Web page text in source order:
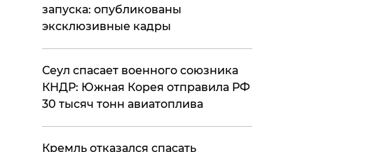
запуска: опубликованы
эксклюзивные кадры
​Сеул спасает военного союзника
КНДР: Южная Корея отправила РФ
30 тысяч тонн авиатоплива
Кремль отказался спасать